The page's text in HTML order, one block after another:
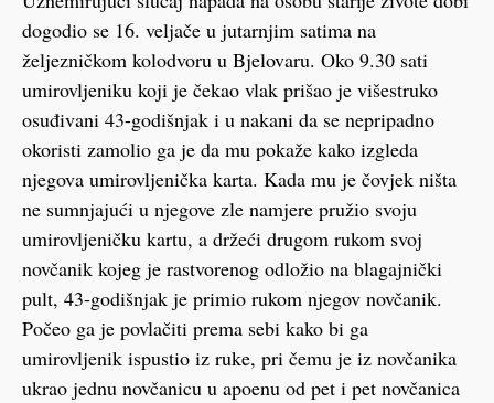
dogodio se 16. veljače u jutarnjim satima na
željezničkom kolodvoru u Bjelovaru. Oko 9.30 sati
umirovljeniku koji je čekao vlak prišao je višestruko
osuđivani 43-godišnjak i u nakani da se nepripadno
okoristi zamolio ga je da mu pokaže kako izgleda
njegova umirovljenička karta. Kada mu je čovjek ništa
ne sumnjajući u njegove zle namjere pružio svoju
umirovljeničku kartu, a držeći drugom rukom svoj
novčanik kojeg je rastvorenog odložio na blagajnički
pult, 43-godišnjak je primio rukom njegov novčanik.
Počeo ga je povlačiti prema sebi kako bi ga
umirovljenik ispustio iz ruke, pri čemu je iz novčanika
ukrao jednu novčanicu u apoenu od pet i pet novčanica